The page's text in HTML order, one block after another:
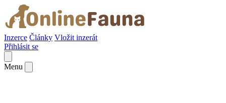
Inzerce Články Vložit inzerát
Přihlásit se
Menu